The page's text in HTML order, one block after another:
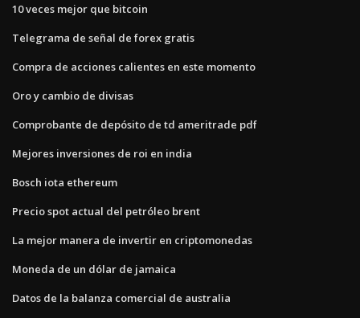
10 veces mejor que bitcoin
Telegrama de señal de forex gratis
Compra de acciones calientes en este momento
Oro y cambio de divisas
Comprobante de depósito de td ameritrade pdf
Mejores inversiones de roi en india
Bosch iota ethereum
Precio spot actual del petróleo brent
La mejor manera de invertir en criptomonedas
Moneda de un dólar de jamaica
Datos de la balanza comercial de australia